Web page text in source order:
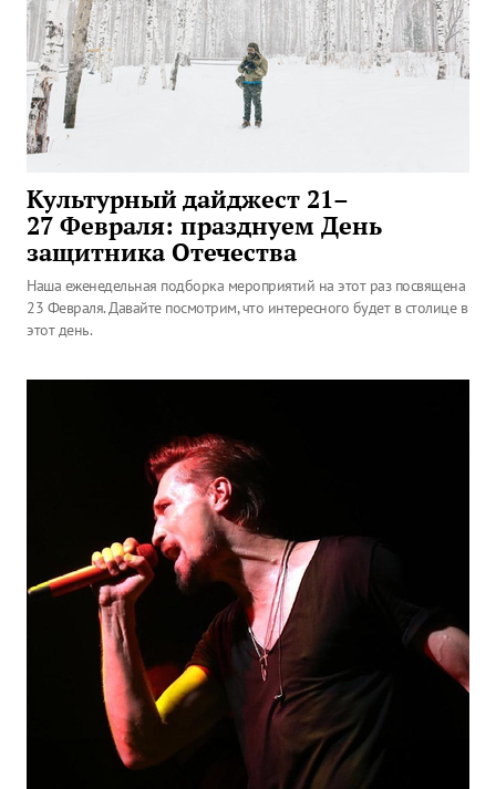
Культурный дайджест 21–
27 Февраля: празднуем День
защитника Отечества
Наша еженедельная подборка мероприятий на этот раз посвящена
23 Февраля. Давайте посмотрим, что интересного будет в столице в
этот день.